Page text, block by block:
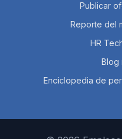
Publicar
Reporte del
HR
Blog
Enciclopedia de